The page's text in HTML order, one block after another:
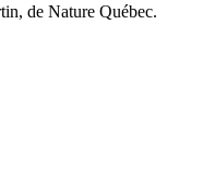
de Nature Québec.